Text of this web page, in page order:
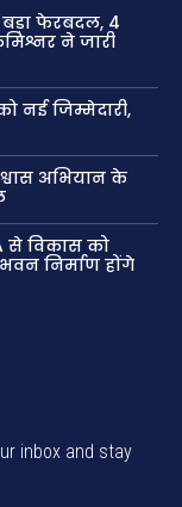
फेरबदल, 4
ने जारी
नई जिम्मेदारी,
अभियान के
से विकास को
निर्माण होंगे
inbox and stay